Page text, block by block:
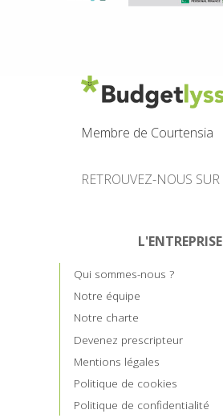
Membre de Courtensia
RETROUVEZ-NOUS SUR
L'ENTREPRISE
Qui sommes-nous ?
Notre équipe
Notre charte
Devenez prescripteur
Mentions légales
Politique de cookies
Politique de confidentialité